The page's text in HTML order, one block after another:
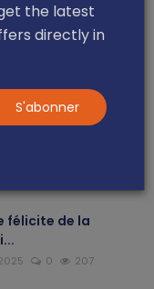
the latest
directly in
S'abonner
de
en soutien à
félicite de la
0 207